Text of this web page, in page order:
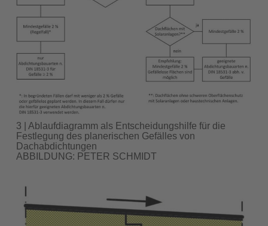
3 | Ablaufdiagramm als Entscheidungshilfe für die
Festlegung des planerischen Gefälles von
Dachabdichtungen
ABBILDUNG: PETER SCHMIDT